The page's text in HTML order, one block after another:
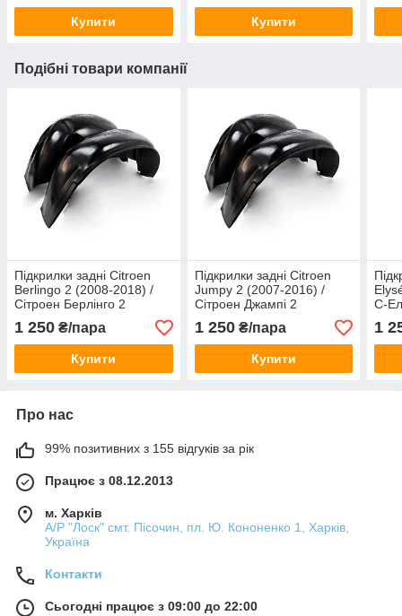
Купити Купити
Подібні товари компанії
Підкрилки задні Citroen
Berlingo 2 (2008-2018) /
Сітроен Берлінго 2
1 250 ₴/пара
Купити
Підкрилки задні Citroen
Jumpy 2 (2007-2016) /
Сітроен Джампі 2
1 250₴/пара
Купити
С-
1
Про нас
99% позитивних з 155 відгуків за рік
Працює з 08.12.2013
м. Харків
А/Р "Лоск" смт. Пісочин, пл. Ю. Кононенко 1, Харків,
Україна
Контакти
Сьогодні працює з 09:00 до 22:00